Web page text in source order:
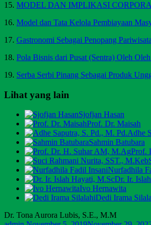
15. MODEL DAN IMPLIKASI
16. Model dan Tata Kelola Pembiayaan
17. Gastronomi Sebagai Penopang Pariwisata
18. Pola Bisnis dari Pusat (Sentra) Oleh
19. Serba Serbi Pinang Sebagai Produk
Lihat yang lain
Sjofjan Hasan
Prof. Dr. Maisah
Adhe
Sahmin Batubara
Prof.
Nurfadhila
Dr. Ir.
Ivo Hernawita
Dedi Irama
Dr. Tona Aurora Lubis, S.E., M.M